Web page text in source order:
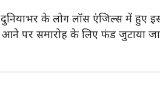
दुनियाभर के लोग लॉस एंजिल्स में
पर समारोह के लिए फंड जुटाया